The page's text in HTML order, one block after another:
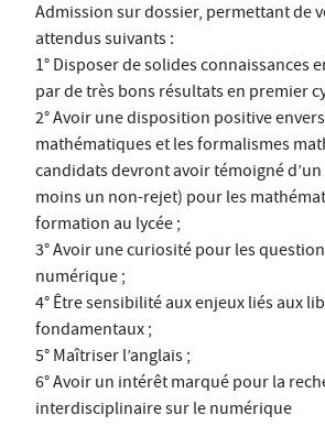
Admission sur dossier, permettant de
attendus suivants :
1° Disposer de solides connaissances
par de très bons résultats en premier
2° Avoir une disposition positive
mathématiques et les formalismes
candidats devront avoir témoigné
moins un non-rejet) pour les
formation au lycée ;
3° Avoir une curiosité pour les
numérique ;
4° Être sensibilité aux enjeux liés aux
fondamentaux ;
5° Maîtriser l’anglais ;
6° Avoir un intérêt marqué pour la
interdisciplinaire sur le numérique